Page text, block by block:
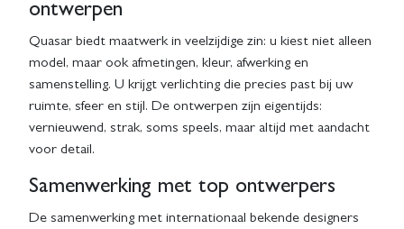
ontwerpen
Quasar biedt maatwerk in veelzijdige zin: u kiest niet alleen
model, maar ook afmetingen, kleur, afwerking en
samenstelling. U krijgt verlichting die precies past bij uw
ruimte, sfeer en stijl. De ontwerpen zijn eigentijds:
vernieuwend, strak, soms speels, maar altijd met aandacht
voor detail.
Samenwerking met top ontwerpers
De samenwerking met internationaal bekende designers